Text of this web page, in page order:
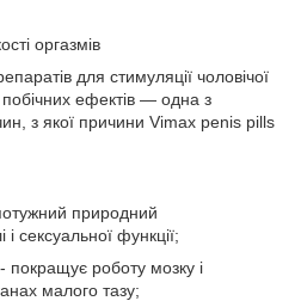
оргазмів
для стимуляції чоловічої
побічних ефектів ― одна з
з якої причини Vimax penis pills
природний
сексуальної функції;
- покращує роботу мозку і
малого тазу;